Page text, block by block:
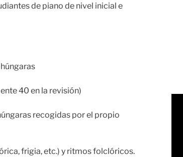
de piano de nivel inicial e
40 en la revisión)
recogidas por el propio
frigia, etc.) y ritmos folclóricos.